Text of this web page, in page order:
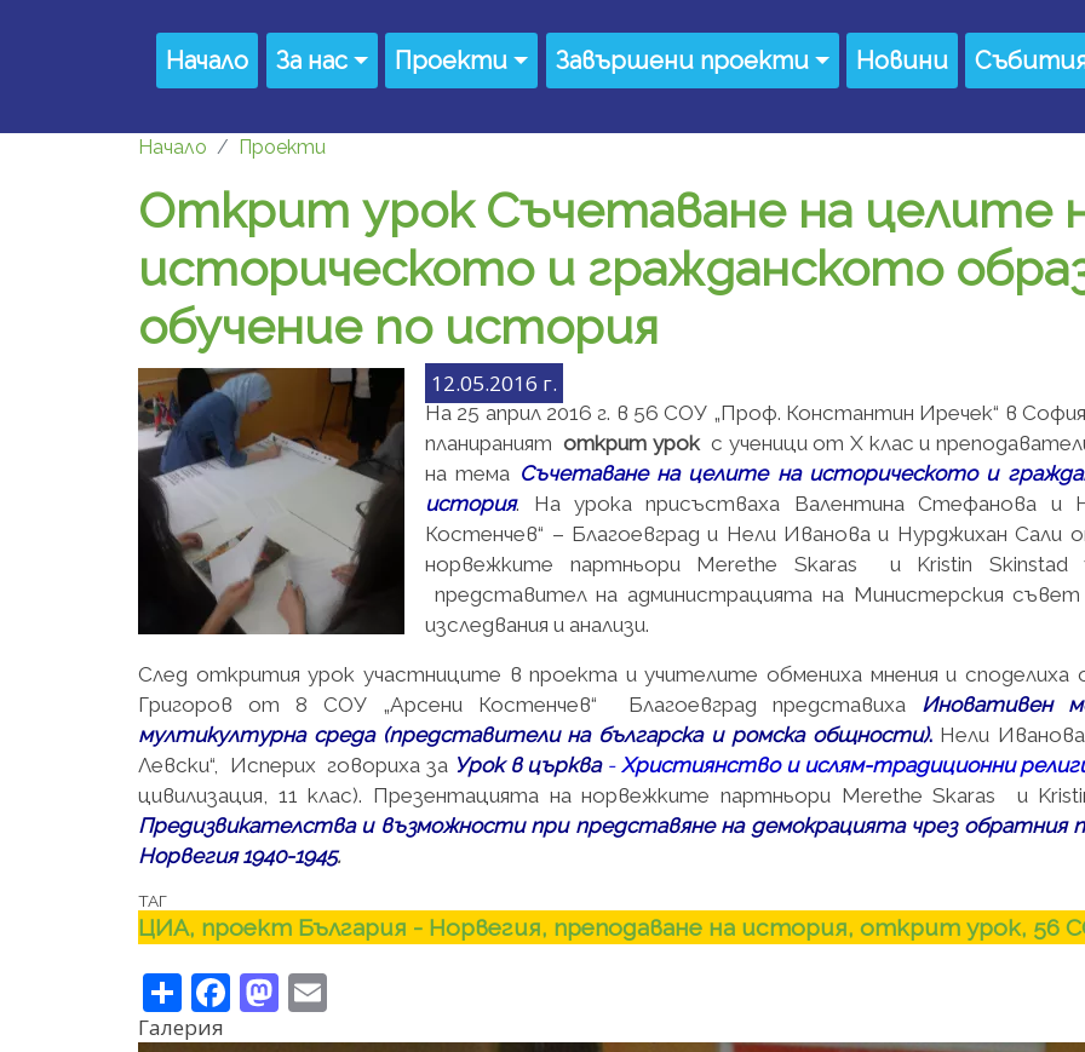
Main navigation
Начало За нас Проекти Завършени проекти Новини
Начало Проекти
Открит урок Съчетаване на целите
историческото и гражданското
обучение по история
12.05.2016 г.
На 25 април 2016 г. в 56 СОУ „Проф. Константин Иречек“ в
планираниятоткрит урокс ученици от Х клас и
на тема Съчетаване на целите на историческото и
история. На урока присъстваха Валентина Стефанова и
Костенчев“ – Благоевград и Нели Иванова и Нурджихан Сали
норвежките партньори Merethe Skaras и Kristin
представител на администрацията на Министерския
изследвания и анализи.
След открития урок участниците в проекта и учителите обмениха мнения и
Григоров от 8 СОУ „Арсени Костенчев“ Благоевград представиха Иновативен
мултикултурна среда (представители на българска и ромска общности). Нели
Левски“, Исперих говориха за Урок в църква - Християнство и ислям-традиционни
цивилизация, 11 клас). Презентацията на норвежките партньори Merethe Skaras и
Предизвикателства и възможности при представяне на демокрацията чрез
Норвегия 1940-1945.
ТАГ
ЦИА, проект България - Норвегия, преподаване на история, открит урок, 56
ShareFacebook
Mastodon
Галерия